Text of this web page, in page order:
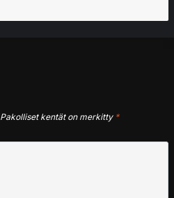
Pakolliset kentät on merkitty *